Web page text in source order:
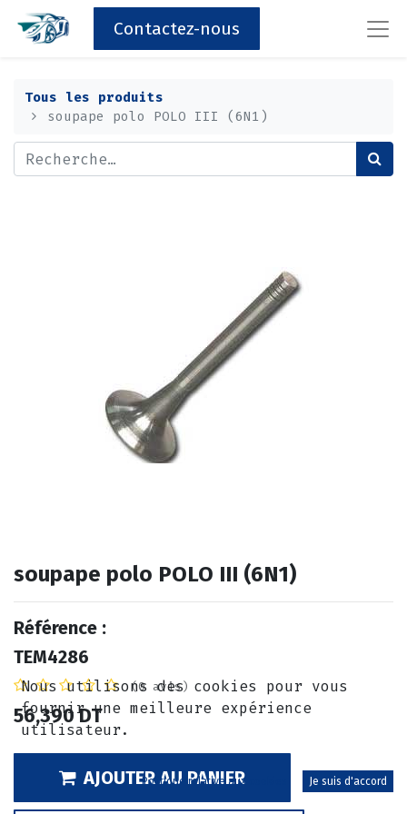
Contactez-nous
Tous les produits
soupape polo POLO III (6N1)
soupape polo POLO III (6N1)
Référence :
TEM4286
(0 avis)
56,390DT
AJOUTER AU PANIER
Nous utilisons des cookies pour vous
fournir une meilleure expérience
utilisateur.
Politique relative aux cookies Je suis d'accord